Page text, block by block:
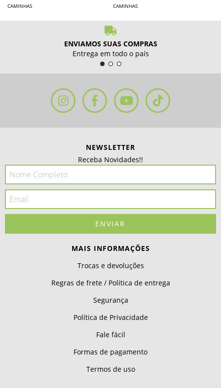
CAMINHAS CAMINHAS
ENVIAMOS SUAS COMPRAS
Entrega em todo o país
NEWSLETTER
Receba Novidades!!
MAIS INFORMAÇÕES
Trocas e devoluções
Regras de frete / Política de entrega
Segurança
Política de Privacidade
Fale fácil
Formas de pagamento
Termos de uso